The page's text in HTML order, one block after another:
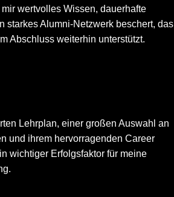
wertvolles Wissen, dauerhafte
starkes Alumni-Netzwerk beschert, das
Abschluss weiterhin unterstützt.
Lehrplan, einer großen Auswahl an
und ihrem hervorragenden Career
wichtiger Erfolgsfaktor für meine